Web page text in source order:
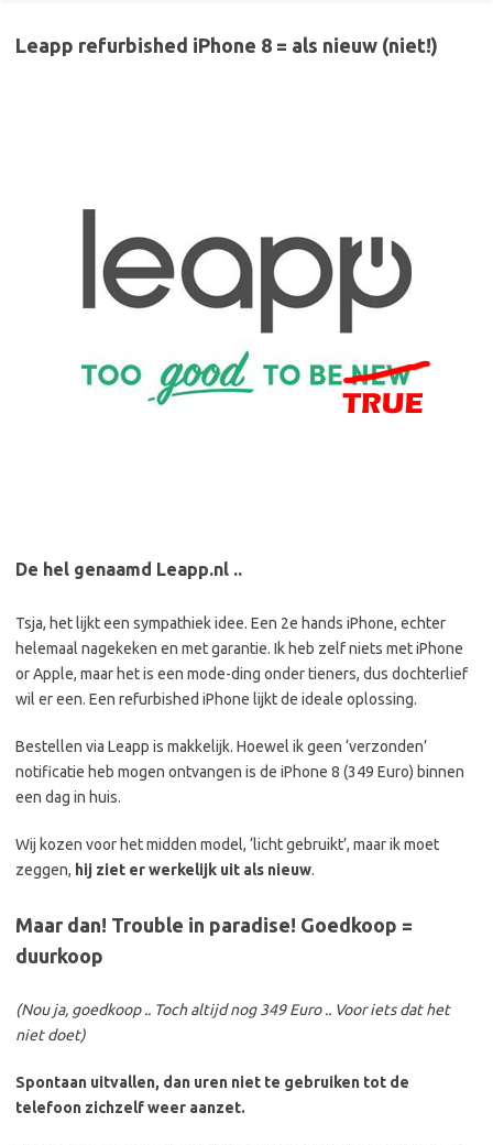
Leapp refurbished iPhone 8 = als nieuw (niet!)
De hel genaamd Leapp.nl ..
Tsja, het lijkt een sympathiek idee. Een 2e hands iPhone, echter
helemaal nagekeken en met garantie. Ik heb zelf niets met iPhone
or Apple, maar het is een mode-ding onder tieners, dus dochterlief
wil er een. Een refurbished iPhone lijkt de ideale oplossing.
Bestellen via Leapp is makkelijk. Hoewel ik geen ‘verzonden’
notificatie heb mogen ontvangen is de iPhone 8 (349 Euro) binnen
een dag in huis.
Wij kozen voor het midden model, ‘licht gebruikt’, maar ik moet
zeggen, hij ziet er werkelijk uit als nieuw.
Maar dan! Trouble in paradise! Goedkoop =
duurkoop
(Nou ja, goedkoop .. Toch altijd nog 349 Euro .. Voor iets dat het
niet doet)
Spontaan uitvallen, dan uren niet te gebruiken tot de
telefoon zichzelf weer aanzet.